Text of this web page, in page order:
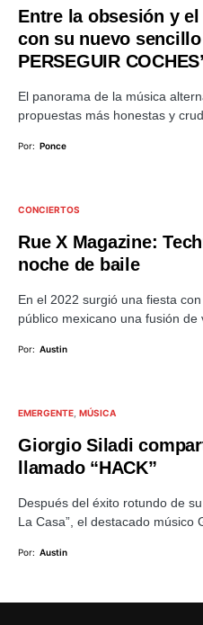
Entre la obsesión y
con su nuevo sencillo
PERSEGUIR
El panorama de la música
propuestas más honestas y
Por: Ponce
CONCIERTOS
Rue X Magazine:
noche de baile
En el 2022 surgió una fiesta
público mexicano una fusión de
Por: Austin
EMERGENTE MÚSICA
Giorgio Siladi
llamado “HACK”
Después del éxito rotundo de
La Casa”, el destacado músico
Por: Austin